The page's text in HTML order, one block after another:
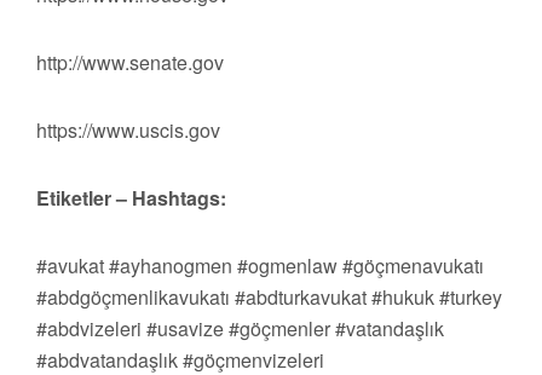
http://www.senate.gov
https://www.uscis.gov
Etiketler – Hashtags:
#avukat #ayhanogmen #ogmenlaw #göçmenavukatı
#abdgöçmenlikavukatı #abdturkavukat #hukuk #turkey
#abdvizeleri #usavize #göçmenler #vatandaşlık
#abdvatandaşlık #göçmenvizeleri